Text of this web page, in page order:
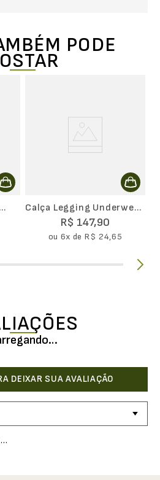
PODE
Calça Legging Underwear
Warm Lupo Feminina
R$ 147,90
ou 6x de R$ 24,65